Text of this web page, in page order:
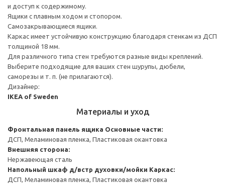
и доступ к содержимому.
Ящики с плавным ходом и стопором.
Самозакрывающиеся ящики.
Каркас имеет устойчивую конструкцию благодаря стенкам из ДСП
толщиной 18 мм.
Для различного типа стен требуются разные виды креплений.
Выберите подходящие для ваших стен шурупы, дюбели,
саморезы и т. п. (не прилагаются).
Дизайнер:
IKEA of Sweden
Материалы и уход
Фронтальная панель ящика Основные части:
ДСП, Меламиновая пленка, Пластиковая окантовка
Внешняя сторона:
Нержавеющая сталь
Напольный шкаф д/встр духовки/мойки Каркас:
ДСП, Меламиновая пленка, Пластиковая окантовка